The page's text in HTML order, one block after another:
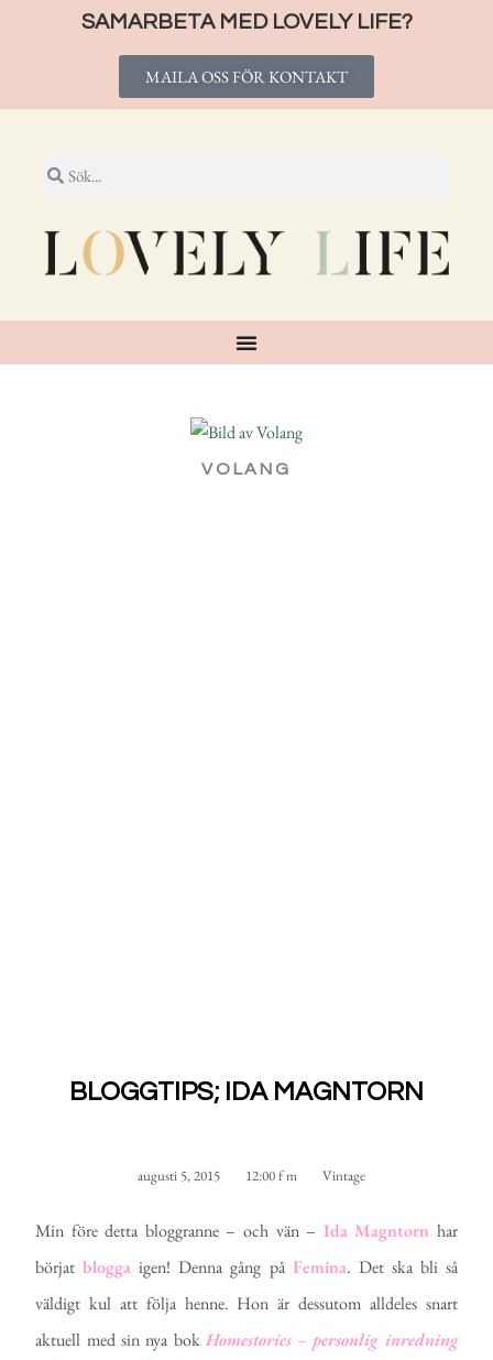
SAMARBETA MED LOVELY LIFE?
MAILA OSS FÖR KONTAKT
VOLANG
BLOGGTIPS; IDA MAGNTORN
augusti 5, 2015 12:00 f m Vintage
Min före detta bloggranne – och vän – Ida Magntorn har
börjatblogga igen! Denna gång på Femina. Det ska bli så
väldigt kul att följa henne. Hon är dessutom alldeles snart
aktuell med sin nya bok Homestories–personlig inredning